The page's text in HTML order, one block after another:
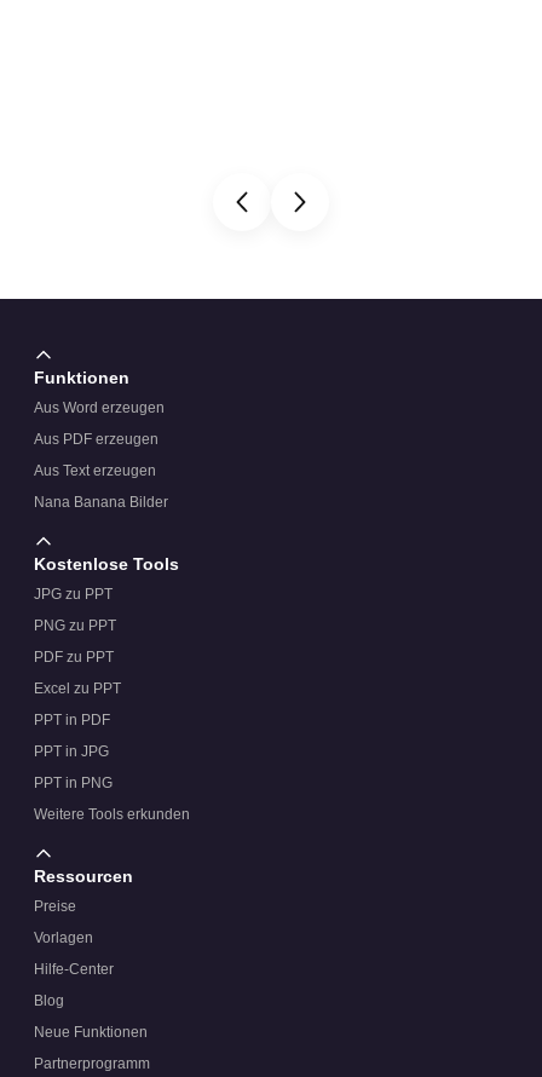
Funktionen
Aus Word erzeugen
Aus PDF erzeugen
Aus Text erzeugen
Nana Banana Bilder
Kostenlose Tools
JPG zu PPT
PNG zu PPT
PDF zu PPT
Excel zu PPT
PPT in PDF
PPT in JPG
PPT in PNG
Weitere Tools erkunden
Ressourcen
Preise
Vorlagen
Hilfe-Center
Blog
Neue Funktionen
Partnerprogramm